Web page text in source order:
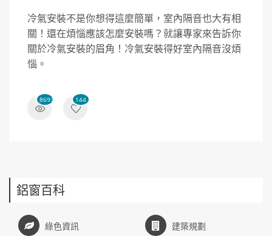
冷氣安裝不是你想得這麼簡單，室內隔音也大有相
關！還在煩惱應該怎麼安裝嗎？就讓專家來告訴你
關於冷氣安裝的眉角！冷氣安裝得好室內隔音沒煩
惱。
8693 144
鋁窗百科
綠色資訊 建築規劃